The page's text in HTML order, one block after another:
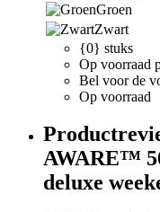
Groen
Zwart
{0} stuks
Op voorraad
Bel voor de
Op voorraad
AWARE™
deluxe